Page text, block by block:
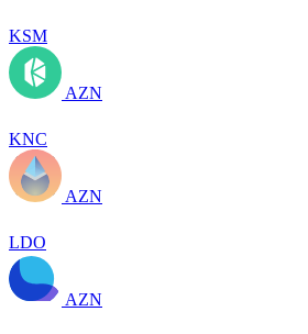
KSM
AZN
KNC
AZN
LDO
AZN